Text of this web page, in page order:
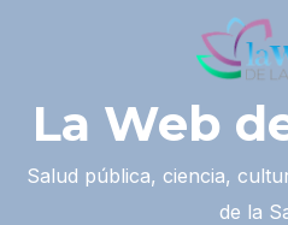
La Web
Salud pública, ciencia,
de la